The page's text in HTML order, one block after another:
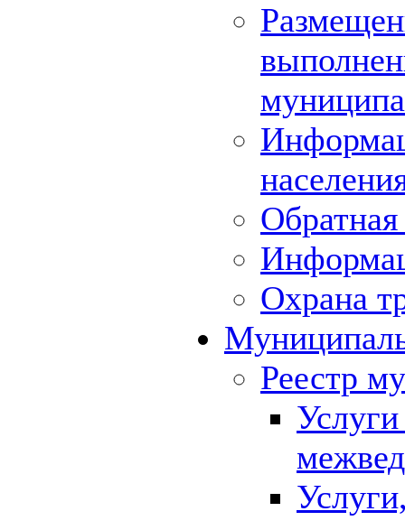
Обратная
Охрана
Реестр